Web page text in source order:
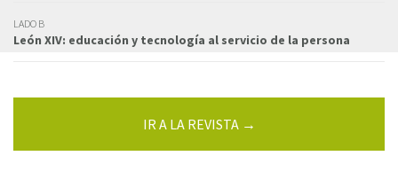
LADO B
León XIV: educación y tecnología al servicio de la persona
IR A LA REVISTA →